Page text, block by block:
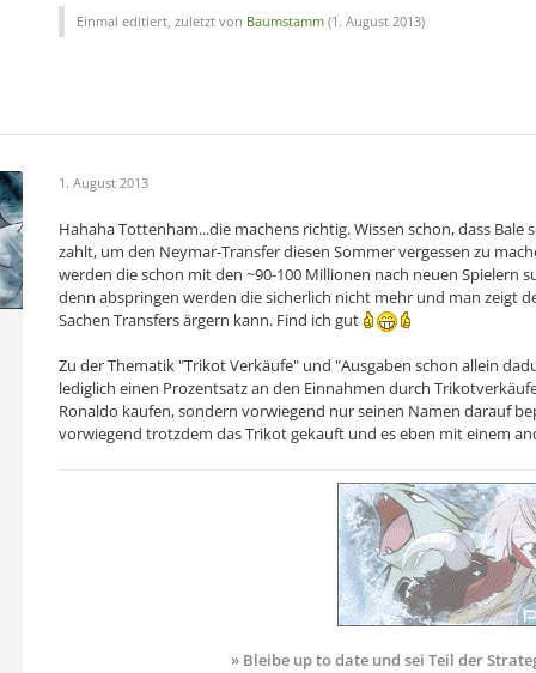
Einmal editiert, zuletzt von Baumstamm (1. August 2013)
1. August 2013
Hahaha Tottenham...die machens richtig. Wissen schon, dass
zahlt, um den Neymar-Transfer diesen Sommer vergessen zu
werden die schon mit den ~90-100 Millionen nach neuen Spielern
denn abspringen werden die sicherlich nicht mehr und man zeigt
Sachen Transfers ärgern kann. Find ich gut
Zu der Thematik "Trikot Verkäufe" und "Ausgaben schon allein
lediglich einen Prozentsatz an den Einnahmen durch
Ronaldo kaufen, sondern vorwiegend nur seinen Namen darauf
vorwiegend trotzdem das Trikot gekauft und es eben mit einem
» Bleibe up to date und sei Teil der